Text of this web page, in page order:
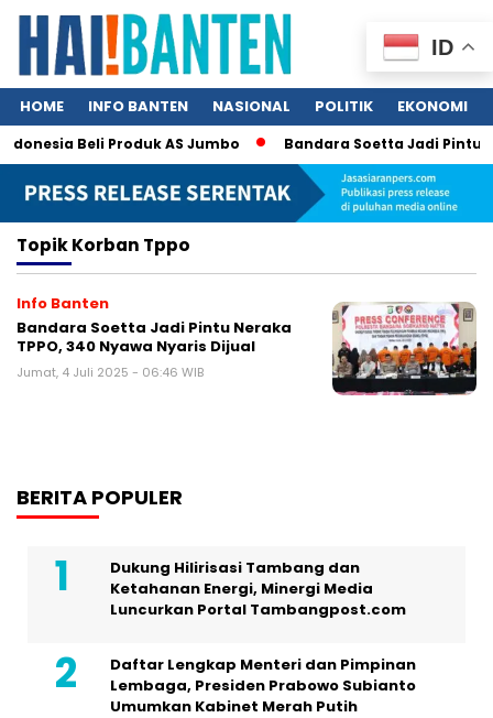
HOME INFO BANTEN NASIONAL POLITIK EKONOMI
Beli Produk AS Jumbo Bandara Soetta Jadi Pintu
TopikKorban Tppo
Info Banten
Bandara Soetta Jadi Pintu Neraka
TPPO, 340 Nyawa Nyaris Dijual
Jumat, 4 Juli 2025 - 06:46 WIB
BERITA POPULER
Dukung Hilirisasi Tambang dan
Ketahanan Energi, Minergi Media
Luncurkan Portal Tambangpost.com
Daftar Lengkap Menteri dan Pimpinan
Lembaga, Presiden Prabowo Subianto
Umumkan Kabinet Merah Putih
ID